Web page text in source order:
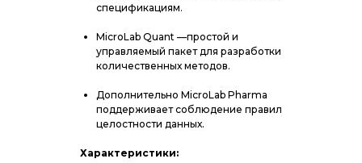
спецификациям.
MicroLab Quant —простой и
управляемый пакет для разработки
количественных методов.
Дополнительно MicroLab Pharma
поддерживает соблюдение правил
целостности данных.
Характеристики: